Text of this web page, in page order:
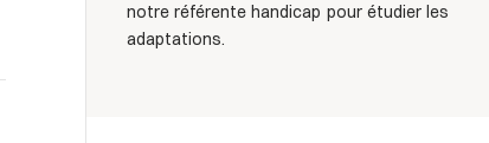
notre référente handicap pour étudier les
adaptations.